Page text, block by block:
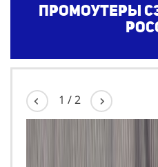
Промоутеры
1 /2